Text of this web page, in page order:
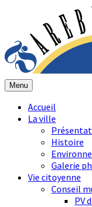
Menu
Accueil
La ville
Histoire
Galerie
Vie citoyenne
Conseil
PV